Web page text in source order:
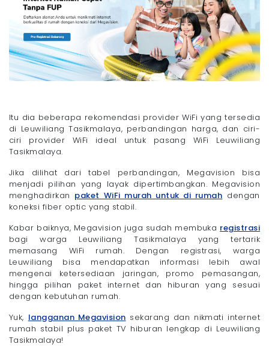
Itu dia beberapa rekomendasi provider WiFi yang tersedia
di Leuwiliang Tasikmalaya, perbandingan harga, dan ciri-
ciri provider WiFi ideal untuk pasang WiFi Leuwiliang
Tasikmalaya.
Jika dilihat dari tabel perbandingan, Megavision bisa
menjadi pilihan yang layak dipertimbangkan. Megavision
menghadirkan paket WiFi murah untuk di rumah dengan
koneksi fiber optic yang stabil.
Kabar baiknya, Megavision juga sudah membuka registrasi
bagi warga Leuwiliang Tasikmalaya yang tertarik
memasang WiFi rumah. Dengan registrasi, warga
Leuwiliang bisa mendapatkan informasi lebih awal
mengenai ketersediaan jaringan, promo pemasangan,
hingga pilihan paket internet dan hiburan yang sesuai
dengan kebutuhan rumah.
Yuk, langganan Megavision sekarang dan nikmati internet
rumah stabil plus paket TV hiburan lengkap di Leuwiliang
Tasikmalaya!